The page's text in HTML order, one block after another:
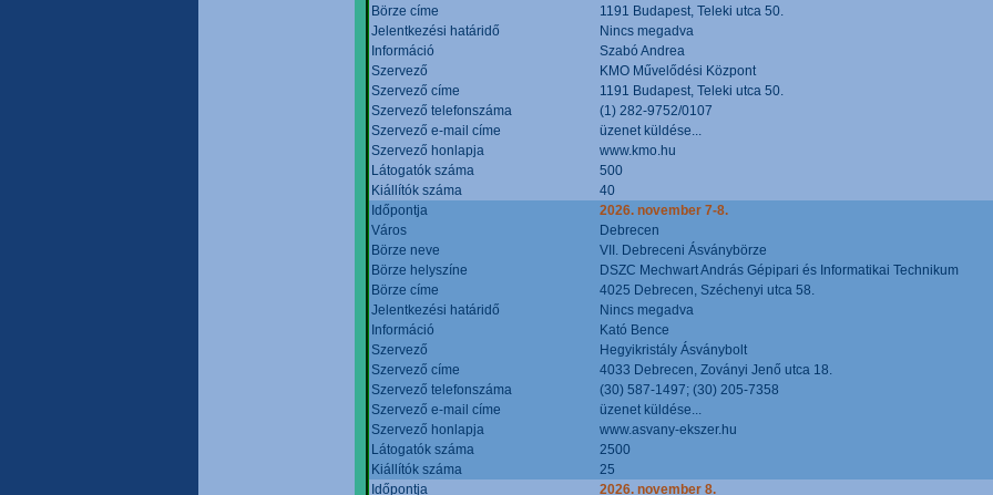
Börze címe
1191 Budapest, Teleki utca 50.
Jelentkezési határidő
Nincs megadva
Információ
Szabó Andrea
Szervező
KMO Művelődési Központ
Szervező címe
1191 Budapest, Teleki utca 50.
Szervező telefonszáma
(1) 282-9752/0107
Szervező e-mail címe
üzenet küldése...
Szervező honlapja
www.kmo.hu
Látogatók száma
500
Kiállítók száma
40
Időpontja
2026. november 7-8.
Város
Debrecen
Börze neve
VII. Debreceni Ásványbörze
Börze helyszíne
DSZC Mechwart András Gépipari és Informatikai Technikum
Börze címe
4025 Debrecen, Széchenyi utca 58.
Jelentkezési határidő
Nincs megadva
Információ
Kató Bence
Szervező
Hegyikristály Ásványbolt
Szervező címe
4033 Debrecen, Zoványi Jenő utca 18.
Szervező telefonszáma
(30) 587-1497; (30) 205-7358
Szervező e-mail címe
üzenet küldése...
Szervező honlapja
www.asvany-ekszer.hu
Látogatók száma
2500
Kiállítók száma
25
Időpontja
2026. november 8.